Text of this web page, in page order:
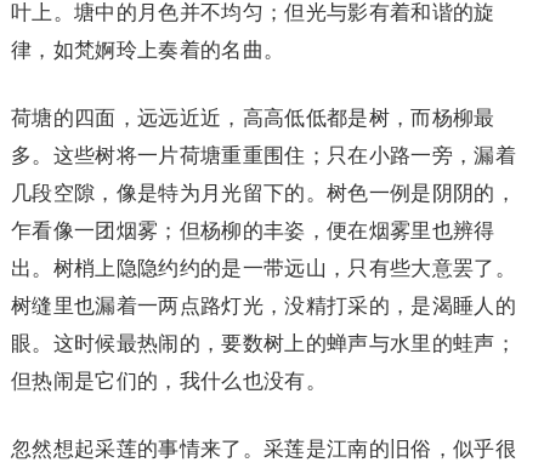
叶上。塘中的月色并不均匀；但光与影有着和谐的旋
律，如梵婀玲上奏着的名曲。
荷塘的四面，远远近近，高高低低都是树，而杨柳最
多。这些树将一片荷塘重重围住；只在小路一旁，漏着
几段空隙，像是特为月光留下的。树色一例是阴阴的，
乍看像一团烟雾；但杨柳的丰姿，便在烟雾里也辨得
出。树梢上隐隐约约的是一带远山，只有些大意罢了。
树缝里也漏着一两点路灯光，没精打采的，是渴睡人的
眼。这时候最热闹的，要数树上的蝉声与水里的蛙声；
但热闹是它们的，我什么也没有。
忽然想起采莲的事情来了。采莲是江南的旧俗，似乎很